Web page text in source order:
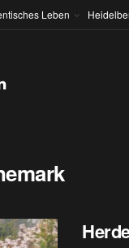
Leben